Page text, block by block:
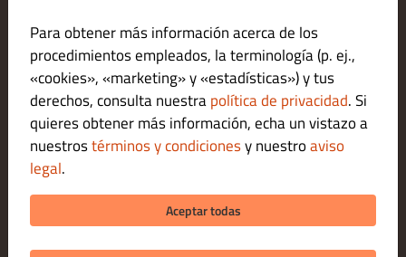
Cambiar los ajustes de cookies
Contáctanos
Política de privacidad
Términos y condiciones
Legal notice
MÉTODOS DE PAGO PARA ENTREGAS
MÉTODOS DE PAGO PARA RECOGIDAS
Para obtener más información acerca de los
procedimientos empleados, la terminología (p. ej.,
«cookies», «marketing» y «estadísticas») y tus
derechos, consulta nuestrapolítica de privacidad. Si
quieres obtener más información, echa un vistazo a
nuestrostérminos y condicionesy nuestroaviso
legal.
Aceptar todas